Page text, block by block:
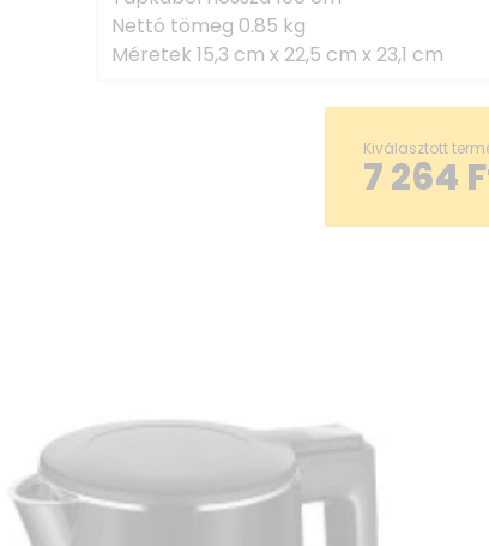
Nettó tömeg 0.85 kg
Méretek 15,3 cm x 22,5 cm x 23,1 cm
Kiválasztott
7 264